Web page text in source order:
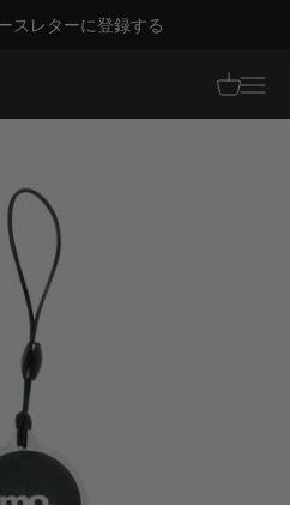
スレターに登録する
翻訳
翻訳があ